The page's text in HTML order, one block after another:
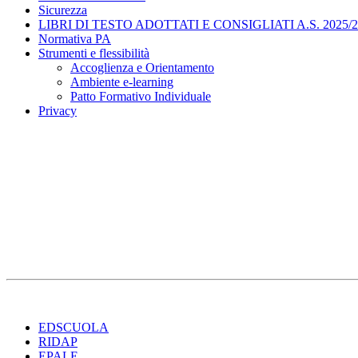
Sicurezza
LIBRI DI TESTO ADOTTATI E CONSIGLIATI A.S. 2025/
Normativa PA
Strumenti e flessibilità
Accoglienza e Orientamento
Ambiente e-learning
Patto Formativo Individuale
Privacy
EDSCUOLA
RIDAP